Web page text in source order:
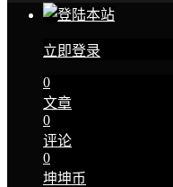
立即登录
0
文章
0
评论
0
坤坤币